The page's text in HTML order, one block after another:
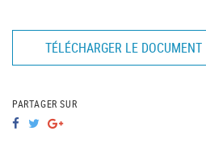
TÉLÉCHARGER LE DOCUMENT
PARTAGER SUR